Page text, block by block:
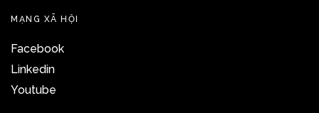
MẠNG XÃ HỘI
Facebook
Linkedin
Youtube